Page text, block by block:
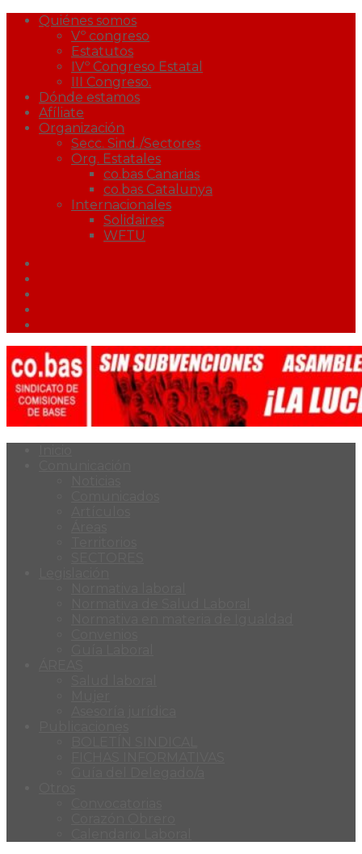
Quiénes somos
Vº congreso
Estatutos
IVº Congreso Estatal
III Congreso.
Dónde estamos
Afíliate
Organización
Secc. Sind./Sectores
Org. Estatales
co.bas Canarias
co.bas Catalunya
Internacionales
Solidaires
WFTU